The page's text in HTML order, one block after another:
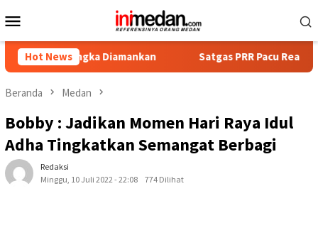
ke
Mobile
Hot News
Diamankan Satgas PRR Pacu Realisasi Tambahan
Beranda Medan
Bobby : Jadikan Momen Hari Raya Idul
Adha Tingkatkan Semangat Berbagi
Redaksi
Minggu, 10 Juli 2022 - 22:08
774 Dilihat